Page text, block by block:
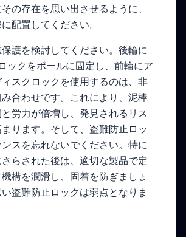
の存在を思い出させるように、
配置してください。
護を検討してください。後輪に
ックをポールに固定し、前輪にア
スクロックを使用するのは、非
合わせです。これにより、泥棒
労力が倍増し、発見されるリス
ります。そして、盗難防止ロッ
スを忘れないでください。特に
らされた後は、適切な製品で定
構を潤滑し、固着を防ぎましょ
盗難防止ロックは弱点となりま